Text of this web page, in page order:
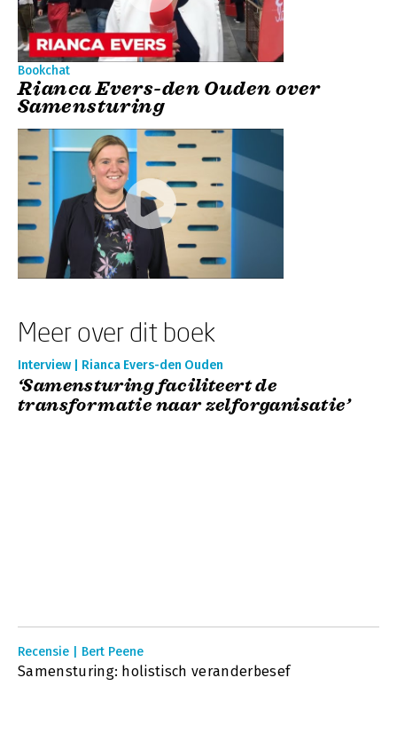
Bookchat
Rianca Evers-den Ouden over
Samensturing
Meer over dit boek
Interview | Rianca Evers-den Ouden
‘Samensturing faciliteert de
transformatie naar zelforganisatie’
Recensie | Bert Peene
Samensturing: holistisch veranderbesef